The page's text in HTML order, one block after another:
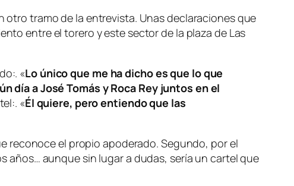
otro tramo de la entrevista. Unas declaraciones que
entre el torero y este sector de la plaza de Las
«Lo único que me ha dicho es que lo que
día a José Tomás y Roca Rey juntos en el
«Él quiere, pero entiendo que las
reconoce el propio apoderado. Segundo, por el
años… aunque sin lugar a dudas, sería un cartel que